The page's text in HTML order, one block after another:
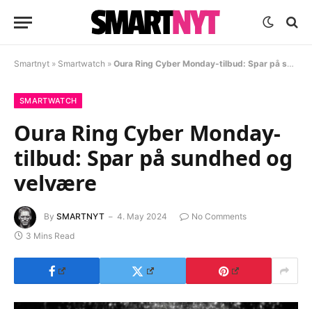
Smartnyt » Smartwatch » Oura Ring Cyber Monday-tilbud: Spar på sundhed og velvære
SMARTWATCH
Oura Ring Cyber Monday-
tilbud: Spar på sundhed og
velvære
By SMARTNYT 4. May 2024
No Comments
3 Mins Read